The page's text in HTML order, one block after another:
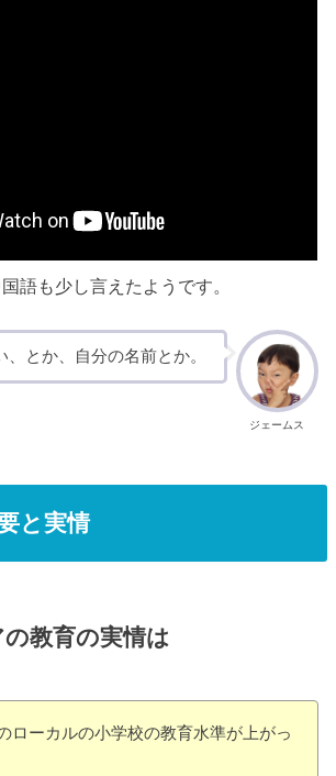
語も少し言えたようです。
ジェームス
、とか、自分の名前とか。
と実情
教育の実情は
ローカルの小学校の教育水準が上がっ